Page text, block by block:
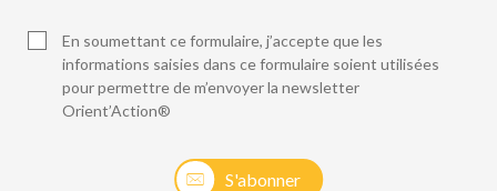
S'abonner
En soumettant ce formulaire, j’accepte que les
informations saisies dans ce formulaire soient utilisées
pour permettre de m’envoyer la newsletter
Orient’Action®